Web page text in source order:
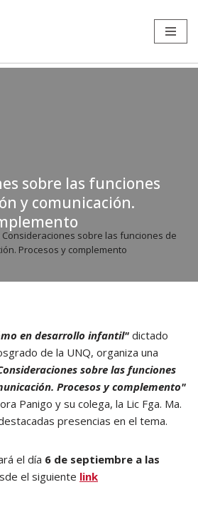
sobre las funciones
y comunicación.
Consideraciones sobre las funciones de
Procesos y complemento
en desarrollo infantil" dictado
de la UNQ, organiza una
sobre las funciones
Procesos y complemento"
Panigo y su colega, la Lic Fga. Ma.
presencias en el tema.
el día 6 de septiembre a las
el siguiente link